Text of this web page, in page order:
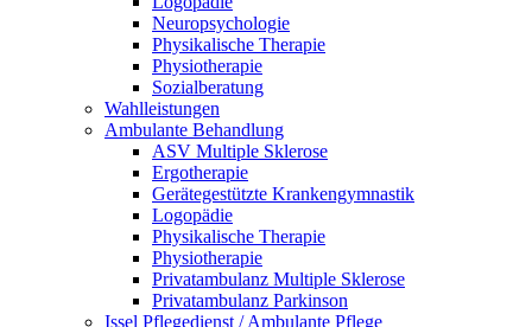
Neuropsychologie
Physikalische Therapie
Physiotherapie
Sozialberatung
Wahlleistungen
Ambulante Behandlung
ASV Multiple Sklerose
Ergotherapie
Gerätegestützte Krankengymnastik
Logopädie
Physikalische Therapie
Physiotherapie
Privatambulanz Multiple Sklerose
Privatambulanz Parkinson
Issel Pflegedienst / Ambulante Pflege